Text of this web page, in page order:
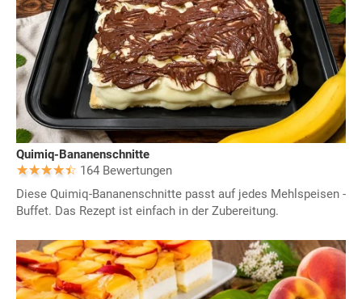
Quimiq-Bananenschnitte
164 Bewertungen
Diese Quimiq-Bananenschnitte passt auf jedes Mehlspeisen -
Buffet. Das Rezept ist einfach in der Zubereitung.